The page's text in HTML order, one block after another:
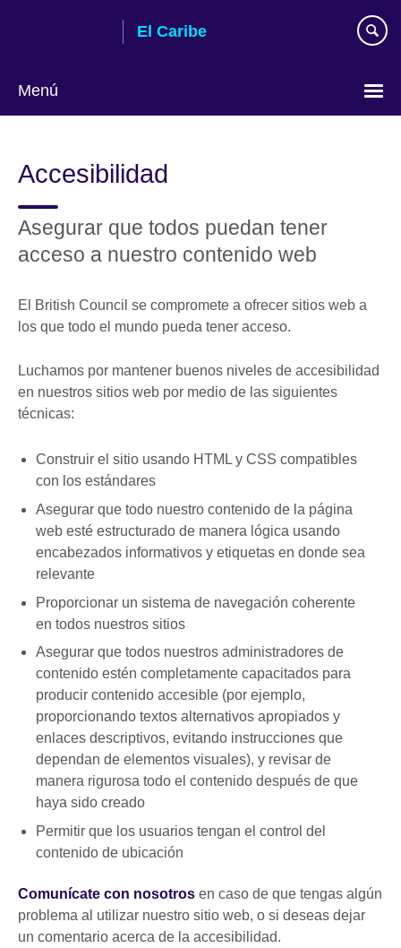
El Caribe
Menú
language
Accesibilidad
Asegurar que todos puedan tener
acceso a nuestro contenido web
El British Council se compromete a ofrecer sitios web a
los que todo el mundo pueda tener acceso.
Luchamos por mantener buenos niveles de accesibilidad
en nuestros sitios web por medio de las siguientes
técnicas:
Construir el sitio usando HTML y CSS compatibles
con los estándares
Asegurar que todo nuestro contenido de la página
web esté estructurado de manera lógica usando
encabezados informativos y etiquetas en donde sea
relevante
Proporcionar un sistema de navegación coherente
en todos nuestros sitios
Asegurar que todos nuestros administradores de
contenido estén completamente capacitados para
producir contenido accesible (por ejemplo,
proporcionando textos alternativos apropiados y
enlaces descriptivos, evitando instrucciones que
dependan de elementos visuales), y revisar de
manera rigurosa todo el contenido después de que
haya sido creado
Permitir que los usuarios tengan el control del
contenido de ubicación
Comunícate con nosotros en caso de que tengas algún
problema al utilizar nuestro sitio web, o si deseas dejar
un comentario acerca de la accesibilidad.